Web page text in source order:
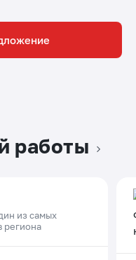
работы
из самых
региона